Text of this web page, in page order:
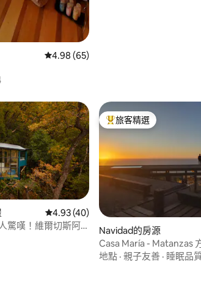
從 65 則評價中獲得 4.98 的平均評分（
4.98 (65)
從 40 則評價中獲得 4.93 的平均評分（
4.93 (40)
驚嘆！維爾切斯阿
旅客精選榜首
旅客精選
Navidad的房源
Casa María - Matanzas
地點 · 親子友善 · 睡眠品